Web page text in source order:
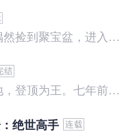
赵小飞高考后落魄回乡种田，偶然捡到聚宝盆，进入聚宝洞，从此开启了发家致富、拳打村霸、坐拥美女的桃运巅峰人生！
特种兵王，重回都市，搅天动地，登顶为王。七年前，他是社会底层的小混混，七年后，他是经历过战与火考验的特种兵王。
绝世高手